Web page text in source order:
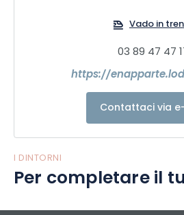
Vado in
03 89 47 47
https://
Contattaci via
I DINTORNI
Per completare il